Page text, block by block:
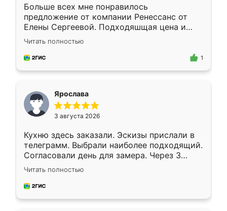
Больше всех мне понравилось
предложение от компании Ренессанс от
Елены Сергеевой. Подходяшщая цена и
короткие сроки изготовления. Приехавший
для замера сотрудник Владислав
предложил по моему эскизу самый
Читать полностью
1
Ярослава
3 августа 2026
Кухню здесь заказали. Эскизы прислали в
телеграмм. Выбрали наиболее подходящий.
Согласовали день для замера. Через 3
недели кухня была уже готова. Остались
довольны работой. Спасибо Ренессанс
мебель за качественную работу!
Читать полностью